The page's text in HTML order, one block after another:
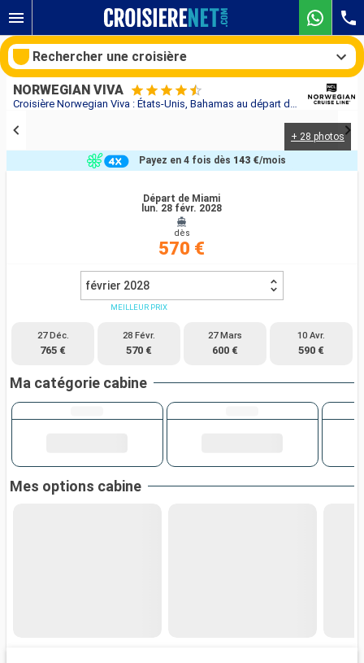
Croisière Norwegian Viva : États-Unis, Bahamas au départ de Miami
NORWEGIAN VIVA
+ 28 photos
Départ de Miami
lun. 28 févr. 2028
dès
570 €
Payez en 4 fois dès 143 €/mois
février 2028
27 Déc.
765 €
MEILLEUR PRIX
28 Févr.
570 €
27 Mars
600 €
10 Avr.
590 €
Ma catégorie cabine
Mes options cabine
Rechercher une croisière
Rechercher